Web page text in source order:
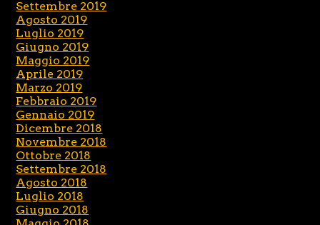
Settembre 2019
Agosto 2019
Luglio 2019
Giugno 2019
Maggio 2019
Aprile 2019
Marzo 2019
Febbraio 2019
Gennaio 2019
Dicembre 2018
Novembre 2018
Ottobre 2018
Settembre 2018
Agosto 2018
Luglio 2018
Giugno 2018